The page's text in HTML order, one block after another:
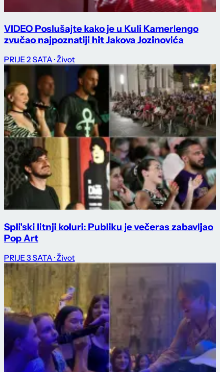
VIDEO Poslušajte kako je u Kuli Kamerlengo
zvučao najpoznatiji hit Jakova Jozinovića
PRIJE 2 SATA · Život
Spli'ski litnji koluri: Publiku je večeras zabavljao
Pop Art
PRIJE 3 SATA · Život